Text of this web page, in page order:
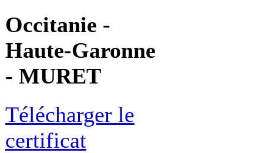
Occitanie -
Haute-Garonne
- MURET
Télécharger le
certificat